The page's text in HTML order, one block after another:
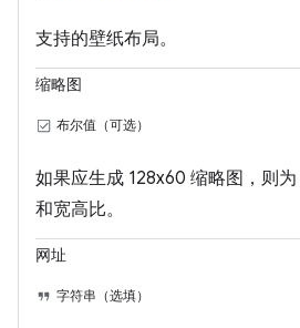
支持的壁纸布局。
缩略图
布尔值（可选）
如果应生成 128x60 缩略图，则
和宽高比。
网址
字符串（选填）